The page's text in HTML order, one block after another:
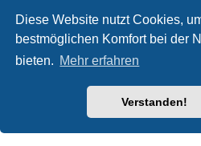
Diese Website nutzt Cookies,
bestmöglichen Komfort bei der
bieten. Mehr erfahren
Verstanden!
erstellen.
Foren-Übersicht